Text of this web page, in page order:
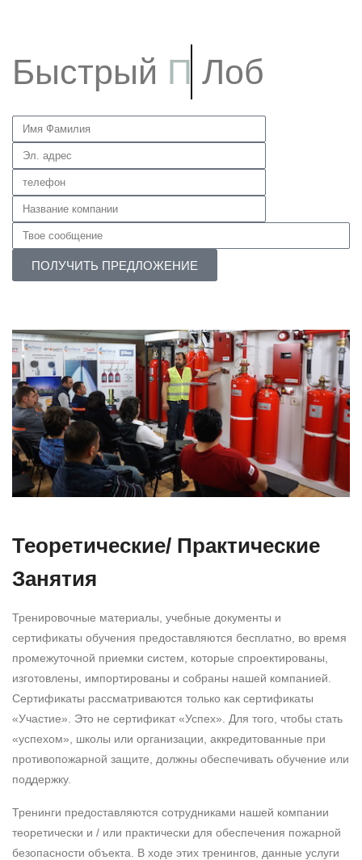
Быстрый
Предложение Лоб
Занятия
Тренировочные материалы, учебные документы и
сертификаты обучения предоставляются бесплатно, во время
промежуточной приемки систем, которые спроектированы,
Сертификаты рассматриваются только как сертификаты
противопожарной защите, должны обеспечивать обучение или
поддержку.